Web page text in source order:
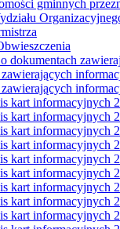
gminnych
dokumentach
zawierających
zawierających
kart informacyjnych
kart informacyjnych
kart informacyjnych
kart informacyjnych
kart informacyjnych
kart informacyjnych
kart informacyjnych
kart informacyjnych
kart informacyjnych